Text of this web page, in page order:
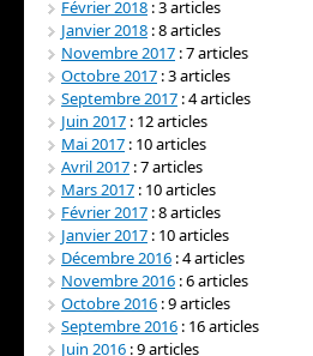
Février 2018 : 3 articles
Janvier 2018 : 8 articles
Novembre 2017 : 7 articles
Octobre 2017 : 3 articles
Septembre 2017 : 4 articles
Juin 2017 : 12 articles
Mai 2017 : 10 articles
Avril 2017 : 7 articles
Mars 2017 : 10 articles
Février 2017 : 8 articles
Janvier 2017 : 10 articles
Décembre 2016 : 4 articles
Novembre 2016 : 6 articles
Octobre 2016 : 9 articles
Septembre 2016 : 16 articles
Juin 2016 : 9 articles